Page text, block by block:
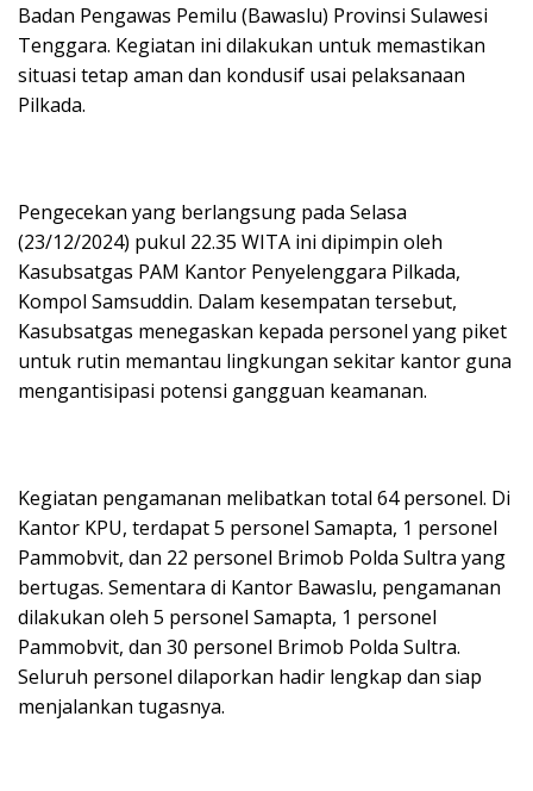
Badan Pengawas Pemilu (Bawaslu) Provinsi Sulawesi
Tenggara. Kegiatan ini dilakukan untuk memastikan
situasi tetap aman dan kondusif usai pelaksanaan
Pilkada.
Pengecekan yang berlangsung pada Selasa
(23/12/2024) pukul 22.35 WITA ini dipimpin oleh
Kasubsatgas PAM Kantor Penyelenggara Pilkada,
Kompol Samsuddin. Dalam kesempatan tersebut,
Kasubsatgas menegaskan kepada personel yang piket
untuk rutin memantau lingkungan sekitar kantor guna
mengantisipasi potensi gangguan keamanan.
Kegiatan pengamanan melibatkan total 64 personel. Di
Kantor KPU, terdapat 5 personel Samapta, 1 personel
Pammobvit, dan 22 personel Brimob Polda Sultra yang
bertugas. Sementara di Kantor Bawaslu, pengamanan
dilakukan oleh 5 personel Samapta, 1 personel
Pammobvit, dan 30 personel Brimob Polda Sultra.
Seluruh personel dilaporkan hadir lengkap dan siap
menjalankan tugasnya.